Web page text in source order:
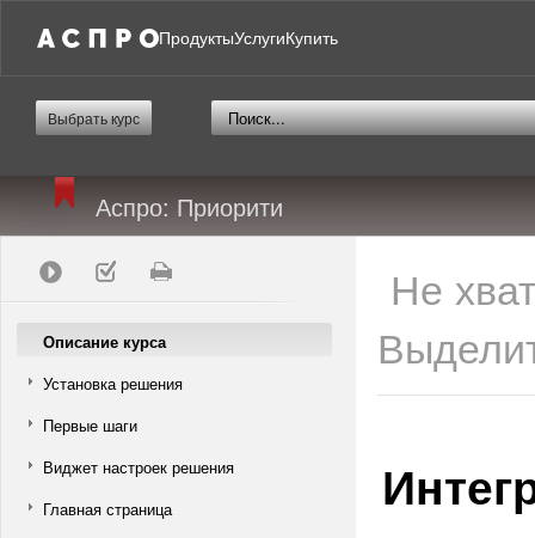
ПродуктыУслугиКупить
Выбрать курс
Аспро: Приорити
Описание курса
Установка решения
Первые шаги
Виджет настроек решения
Главная страница
Не